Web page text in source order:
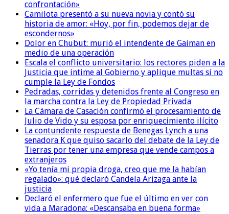
confrontación»
Camilota presentó a su nueva novia y contó su
historia de amor: «Hoy, por fin, podemos dejar de
escondernos»
Dolor en Chubut: murió el intendente de Gaiman en
medio de una operación
Escala el conflicto universitario: los rectores piden a la
Justicia que intime al Gobierno y aplique multas si no
cumple la Ley de Fondos
Pedradas, corridas y detenidos frente al Congreso en
la marcha contra la Ley de Propiedad Privada
La Cámara de Casación confirmó el procesamiento de
Julio de Vido y su esposa por enriquecimiento ilícito
La contundente respuesta de Benegas Lynch a una
senadora K que quiso sacarlo del debate de la Ley de
Tierras por tener una empresa que vende campos a
extranjeros
«Yo tenía mi propia droga, creo que me la habían
regalado»: qué declaró Candela Arizaga ante la
justicia
Declaró el enfermero que fue el último en ver con
vida a Maradona: «Descansaba en buena forma»